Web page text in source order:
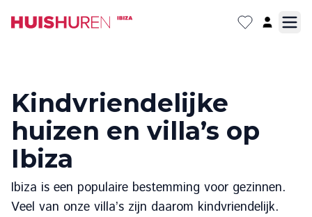
Kindvriendelijke
huizen en villa’s op
Ibiza
Ibiza is een populaire bestemming voor gezinnen.
Veel van onze villa’s zijn daarom kindvriendelijk.